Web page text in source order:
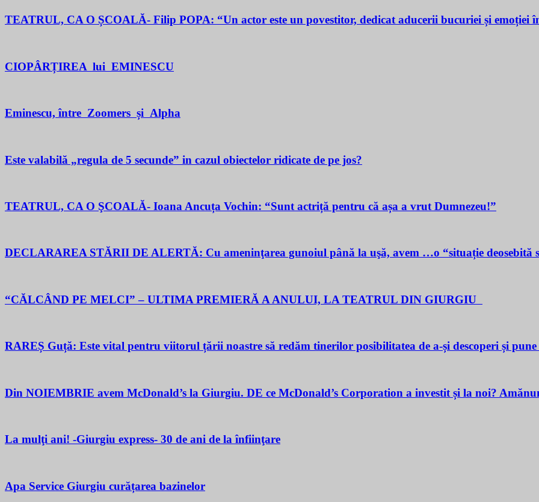
TEATRUL, CA O ȘCOALĂ- Filip POPA: “Un actor este un povestitor, dedicat aducerii bucuriei și emoției
CIOPÂRȚIREA lui EMINESCU
Eminescu, între Zoomers și Alpha
Este valabilă „regula de 5 secunde” in cazul obiectelor ridicate de pe jos?
TEATRUL, CA O ŞCOALĂ- Ioana Ancuța Vochin: “Sunt actriță pentru că așa a vrut Dumnezeu!”
DECLARAREA STĂRII DE ALERTĂ: Cu ameninţarea gunoiul până la uşă, avem …o “situație deosebită
“CĂLCÂND PE MELCI” – ULTIMA PREMIERĂ A ANULUI, LA TEATRUL DIN GIURGIU
RAREȘ Guță: Este vital pentru viitorul țării noastre să redăm tinerilor posibilitatea de a-și descoperi și
Din NOIEMBRIE avem McDonald’s la Giurgiu. DE ce McDonald’s Corporation a investit și la noi?
La mulţi ani! -Giurgiu express- 30 de ani de la înfiinţare
Apa Service Giurgiu curățarea bazinelor